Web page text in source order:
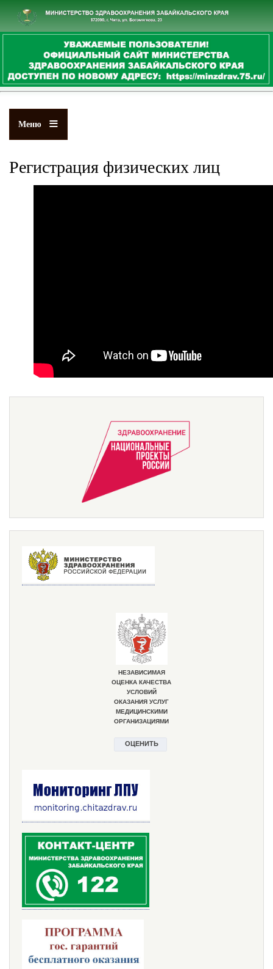
к
основному
содержанию
Меню
Регистрация физических лиц